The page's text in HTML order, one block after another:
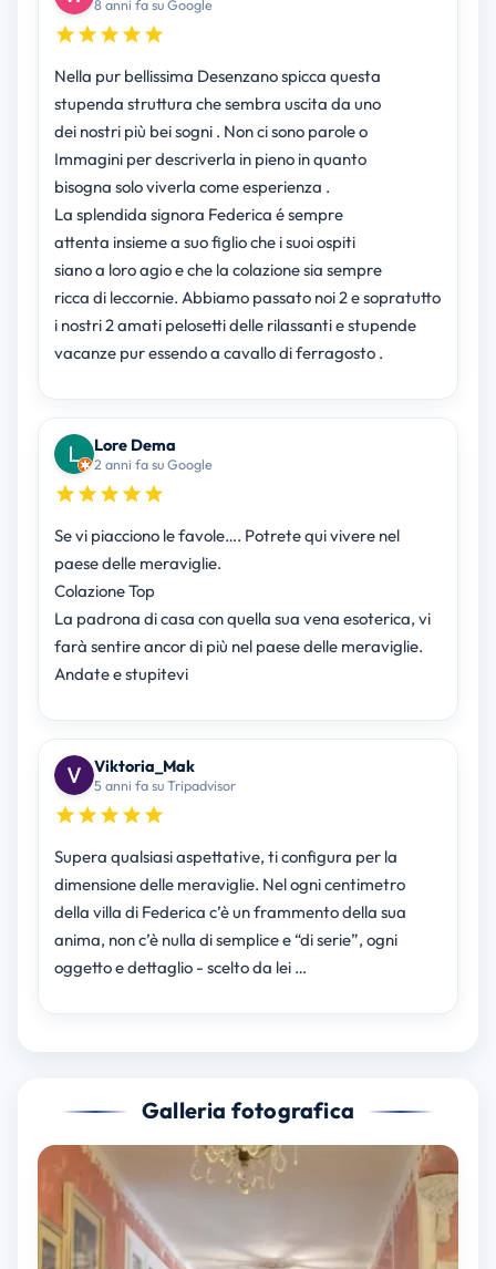
8 anni fa su Google
Nella pur bellissima Desenzano spicca questa
stupenda struttura che sembra uscita da uno
dei nostri più bei sogni . Non ci sono parole o
Immagini per descriverla in pieno in quanto
bisogna solo viverla come esperienza .
La splendida signora Federica é sempre
attenta insieme a suo figlio che i suoi ospiti
siano a loro agio e che la colazione sia sempre
ricca di leccornie. Abbiamo passato noi 2 e sopratutto
i nostri 2 amati pelosetti delle rilassanti e stupende
vacanze pur essendo a cavallo di ferragosto .
Lore Dema
2 anni fa su Google
Se vi piacciono le favole…. Potrete qui vivere nel
paese delle meraviglie.
Colazione Top
La padrona di casa con quella sua vena esoterica, vi
farà sentire ancor di più nel paese delle meraviglie.
Andate e stupitevi
Viktoria_Mak
5 anni fa su Tripadvisor
Supera qualsiasi aspettative, ti configura per la
dimensione delle meraviglie. Nel ogni centimetro
della villa di Federica c’è un frammento della sua
anima, non c’è nulla di semplice e “di serie”, ogni
oggetto e dettaglio - scelto da lei …
Galleria fotografica